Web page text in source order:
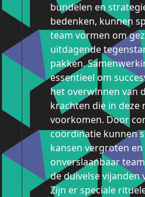
bundelen en
bedenken, kunnen
team vormen om
uitdagende
pakken.
essentieel om
het overwinnen van
krachten die in deze
voorkomen. Door
coördinatie kunnen
kansen vergroten en
onverslaanbaar
de duivelse vijanden
Zijn er speciale